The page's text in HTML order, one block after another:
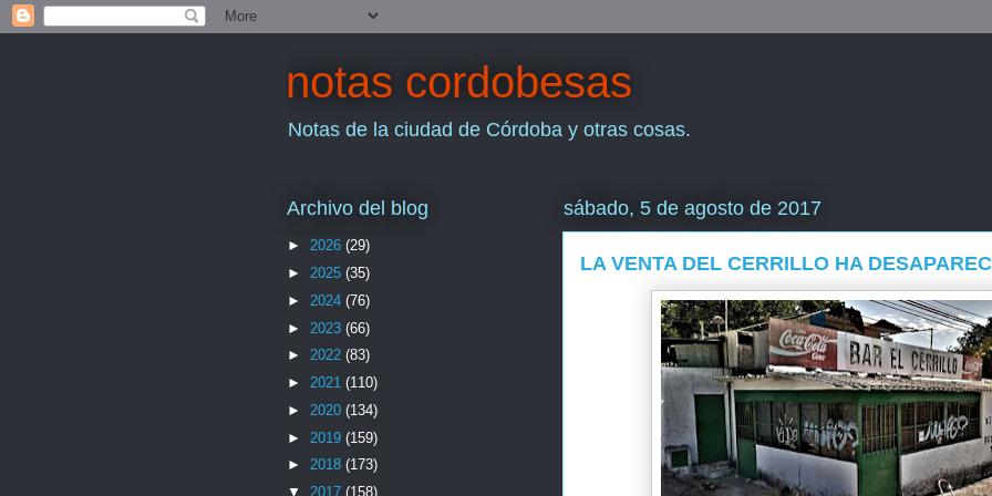
notas cordobesas
Notas de la ciudad de Córdoba y otras cosas.
sábado, 5 de agosto de 2017
LA VENTA DEL CERRILLO HA
Archivo del blog
► 2026 (29)
► 2025 (35)
► 2024 (76)
► 2023 (66)
► 2022 (83)
► 2021 (110)
► 2020 (134)
► 2019 (159)
► 2018 (173)
▼ 2017 (158)